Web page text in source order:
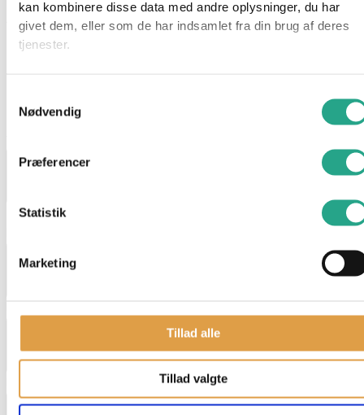
kan kombinere disse data med andre oplysninger, du har
givet dem, eller som de har indsamlet fra din brug af deres
tjenester.
Nødvendig
Præferencer
Statistik
Marketing
Tillad alle
Tillad valgte
Alder: fra 6 mdr.
Har du spørgsmål til denne vare?
Dette felt er skjult, når du får vist formularen
Dette felt er skjult, når du får vist formularen